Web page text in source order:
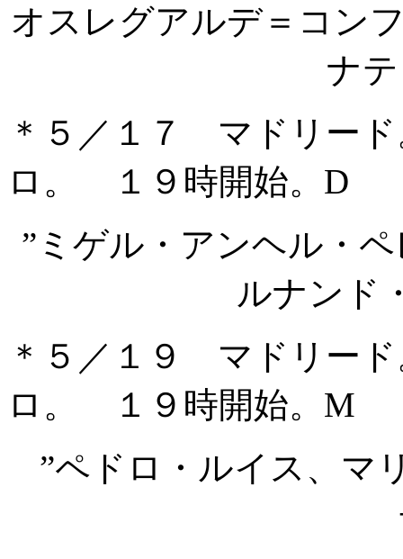
オスレグアルデ＝コン
ナ
＊５／１７ マドリー
ロ。 １９時開始。D
”ミゲル・アンヘル・
ルナンド
＊５／１９ マドリー
ロ。 １９時開始。M
”ペドロ・ルイス、マ